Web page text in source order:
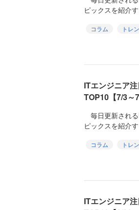
ピックスを紹介
コラム
トレ
ITエンジニア
TOP10【7/3～
毎日更新され
ピックスを紹介
コラム
トレ
ITエンジニア